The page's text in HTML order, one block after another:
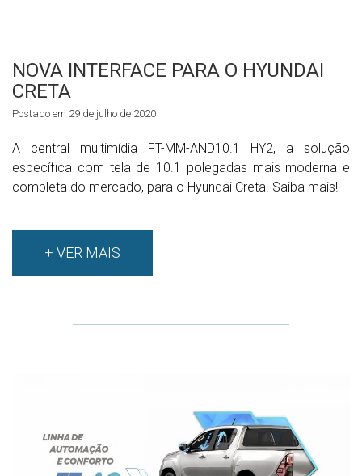
NOVA INTERFACE PARA O HYUNDAI
CRETA
Postado em 29 de julho de 2020
A central multimídia FT-MM-AND10.1 HY2, a solução
específica com tela de 10.1 polegadas mais moderna e
completa do mercado, para o Hyundai Creta. Saiba mais!
+ VER MAIS